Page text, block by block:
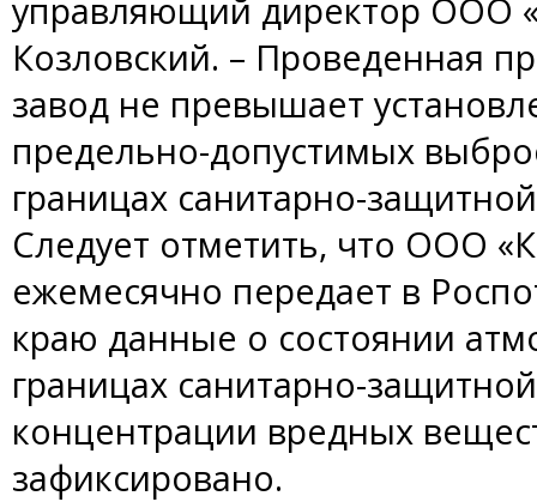
управляющий директор ООО
Козловский. – Проведенная
завод не превышает
предельно-допустимых
границах санитарно-
Следует отметить, что ООО
ежемесячно передает в
краю данные о состоянии
границах санитарно-
концентрации вредных
зафиксировано.